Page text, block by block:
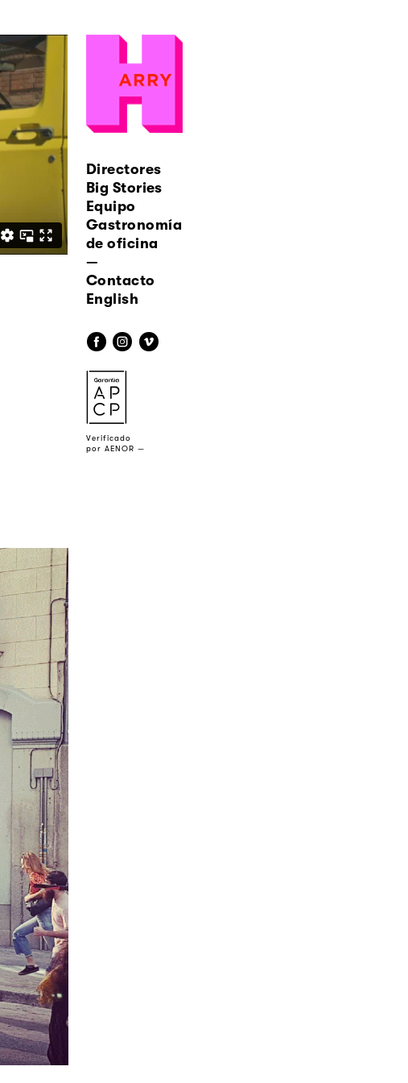
Directores
Big Stories
Equipo
Gastronomía
de oficina
—
Contacto
English
f i v
a
Verificado
por AENOR —